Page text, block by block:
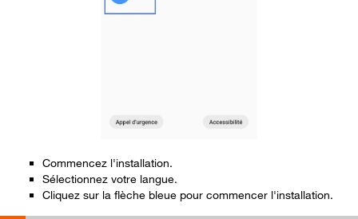
Commencez l'installation.
Sélectionnez votre langue.
Cliquez sur la flèche bleue pour commencer l'installation.